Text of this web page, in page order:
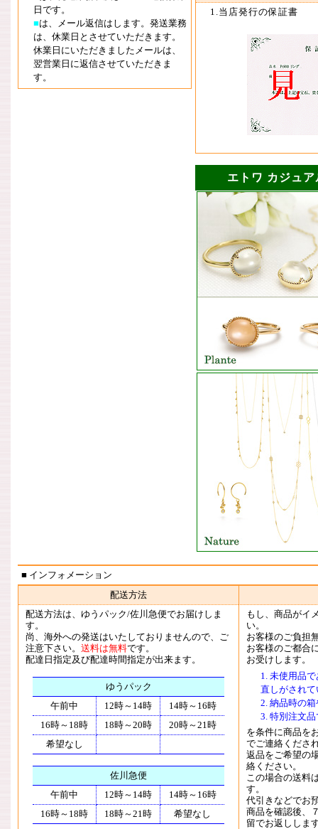
1.当店発行の保証書
エトワ カジュ
日です。
■は、メール返信はします。発送業務
は、休業日とさせていただきます。
休業日にいただきましたメールは、
翌営業日に返信させていただきま
す。
■ インフォメーション
配送方法
配送方法は、ゆうパック/佐川急便でお届けしま
す。
尚、海外への発送はいたしておりませんので、ご
注意下さい。 送料は無料です。
配達日指定及び配達時間指定が出来ます。
ゆうパック
午前中
12時～14時
14時～16時
16時～18時
18時～20時
20時～21時
希望なし
佐川急便
午前中
12時～14時
14時～16時
16時～18時
18時～21時 希望なし
もし、商品がイ
い。
お客様のご負担
お客様のご都合
お受けします。
未使用品
直しがされ
納品時の
特別注文
を条件に商品を
でご連絡くださ
返品をご希望の
絡ください。
この場合の送料
す。
代引きなどでお
商品を確認後、
留でお返ししま